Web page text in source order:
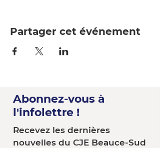
Partager cet événement
Abonnez-vous à
l'infolettre !
Recevez les dernières
nouvelles du CJE Beauce-Sud